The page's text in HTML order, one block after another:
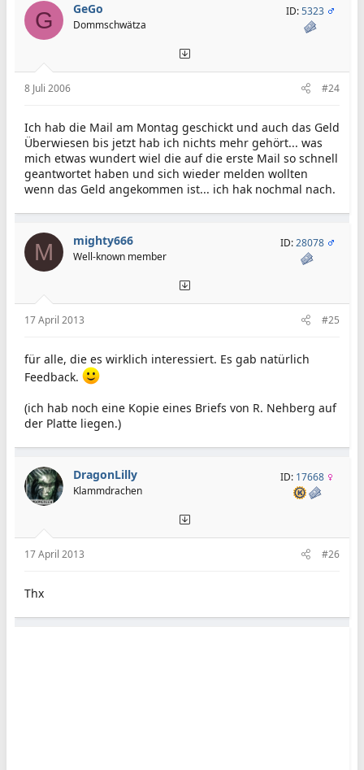
G GeGo
Dommschwätza
ID:5323
8 Juli 2006 #24
Ich hab die Mail am Montag geschickt und auch das Geld
Überwiesen bis jetzt hab ich nichts mehr gehört... was
mich etwas wundert wiel die auf die erste Mail so schnell
geantwortet haben und sich wieder melden wollten
wenn das Geld angekommen ist... ich hak nochmal nach.
M mighty666
Well-known member
ID:28078
17 April 2013 #25
für alle, die es wirklich interessiert. Es gab natürlich
Feedback.
(ich hab noch eine Kopie eines Briefs von R. Nehberg auf
der Platte liegen.)
DragonLilly
Klammdrachen
ID: 17668
17 April 2013 #26
Thx